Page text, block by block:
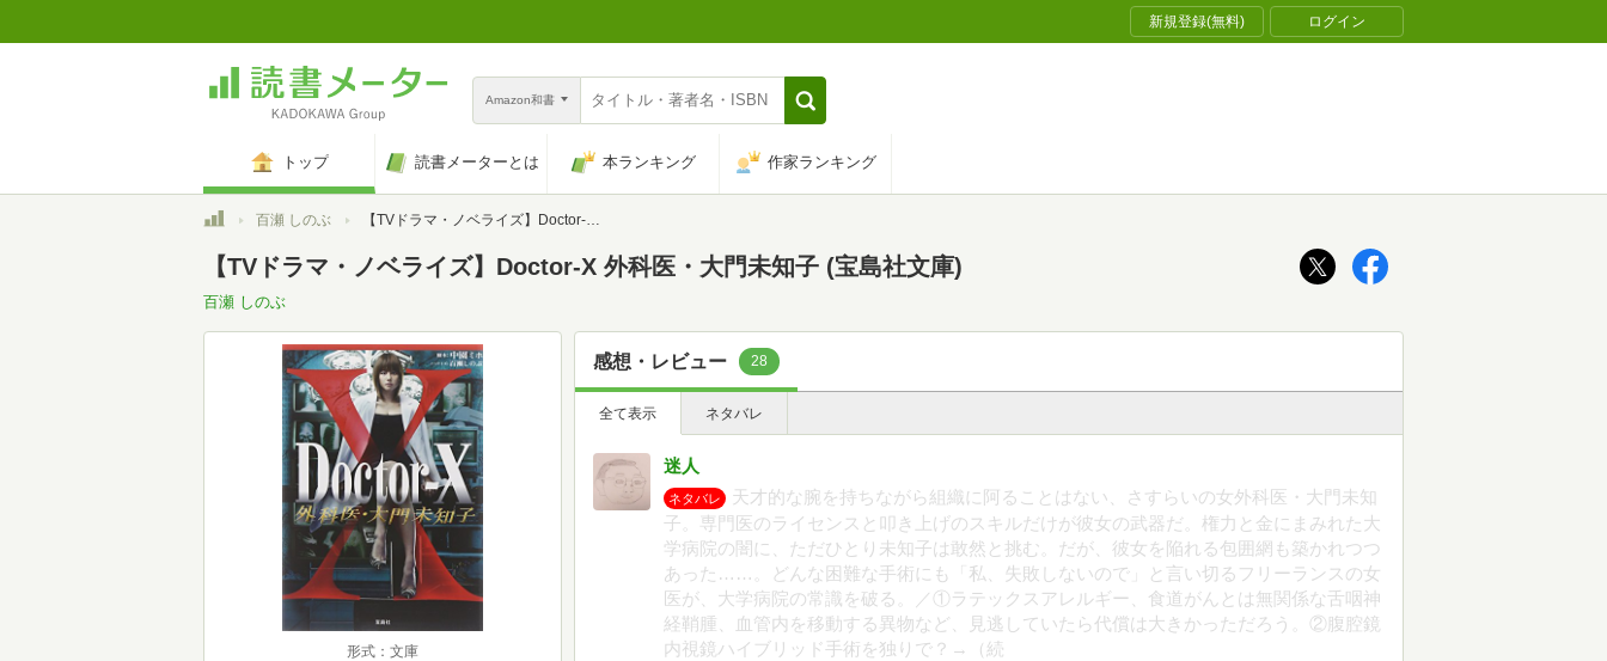
新規登録(無料) ログイン
Amazon和書
トップ 読書メーターとは 本ランキング 作家ランキング
トップ百瀬 しのぶ 【TVドラマ・ノベライズ】Doctor-X 外科医・大門未知子 (宝島社文庫)
【TVドラマ・ノベライズ】Doctor-X 外科医・大門未知子 (宝島社文庫)
百瀬 しのぶ
形式：文庫
感想・レビュー 28
全て表示 ネタバレ
迷人
ネタバレ
天才的な腕を持ちながら組織に阿ることはない、さすらいの女外科医・大門未知
子。専門医のライセンスと叩き上げのスキルだけが彼女の武器だ。権力と金にまみれた大
学病院の闇に、ただひとり未知子は敢然と挑む。だが、彼女を陥れる包囲網も築かれつつ
あった……。どんな困難な手術にも「私、失敗しないので」と言い切るフリーランスの女
医が、大学病院の常識を破る。／①ラテックスアレルギー、食道がんとは無関係な舌咽神
経鞘腫、血管内を移動する異物など、見逃していたら代償は大きかっただろう。②腹腔鏡
内視鏡ハイブリッド手術を独りで？→（続